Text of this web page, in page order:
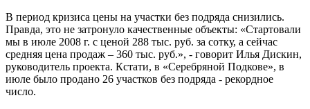
В период кризиса цены на участки без подряда снизились.
Правда, это не затронуло качественные объекты: «Стартовали
мы в июле 2008 г. с ценой 288 тыс. руб. за сотку, а сейчас
средняя цена продаж – 360 тыс. руб.», - говорит Илья Дискин,
руководитель проекта. Кстати, в «Серебряной Подкове», в
июле было продано 26 участков без подряда - рекордное
число.